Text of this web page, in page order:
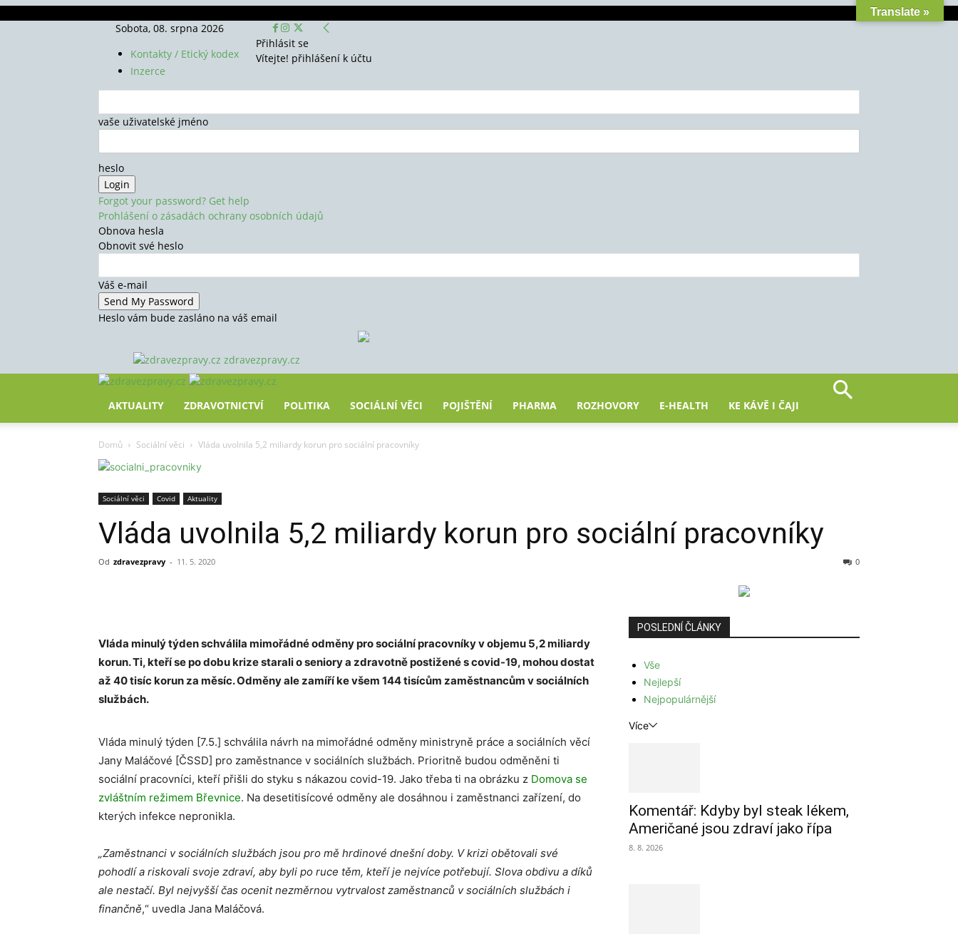
Sobota, 08. srpna 2026
Kontakty / Etický kodex
Inzerce
Přihlásit se
Vítejte! přihlášení k účtu
vaše uživatelské jméno
heslo
Forgot your password? Get help
Prohlášení o zásadách ochrany osobních údajů
Obnova hesla
Obnovit své heslo
Váš e-mail
Heslo vám bude zasláno na váš email
zdravezpravy.cz
AKTUALITY ZDRAVOTNICTVÍ POLITIKA SOCIÁLNÍ VĚCI POJIŠTĚNÍ PHARMA ROZHOVORY E-HEALTH KE KÁVĚ I ČAJI
Domů Sociální věci Vláda uvolnila 5,2 miliardy korun pro sociální pracovníky
Sociální věci Covid Aktuality
Vláda uvolnila 5,2 miliardy korun pro sociální pracovníky
Od zdravezpravy - 11. 5. 2020 0
Vláda minulý týden schválila mimořádné odměny pro sociální pracovníky v objemu 5,2 miliardy
korun.Ti, kteří se po dobu krize starali o seniory a zdravotně postižené s covid-19, mohou dostat
až 40 tisíc korun za měsíc. Odměny ale zamíří ke všem 144 tisícům zaměstnancům v sociálních
službách.
Vláda minulý týden [7.5.] schválila návrh na mimořádné odměny ministryně práce a sociálních věcí
Jany Maláčové [ČSSD] pro zaměstnance v sociálních službách. Prioritně budou odměněni ti
sociální pracovníci, kteří přišli do styku s nákazou covid-19. Jako třeba ti na obrázku z Domova se
zvláštním režimem Břevnice. Na desetitisícové odměny ale dosáhnou i zaměstnanci zařízení, do
kterých infekce nepronikla.
„Zaměstnanci v sociálních službách jsou pro mě hrdinové dnešní doby. V krizi obětovali své
pohodlí a riskovali svoje zdraví, aby byli po ruce těm, kteří je nejvíce potřebují. Slova obdivu a díků
ale nestačí. Byl nejvyšší čas ocenit nezměrnou vytrvalost zaměstnanců v sociálních službách i
finančně,“ uvedla Jana Maláčová.
POSLEDNÍ ČLÁNKY
Vše
Nejlepší
Nejpopulárnější
Více
Komentář: Kdyby byl steak lékem,
Američané jsou zdraví jako řípa
8. 8. 2026
Translate »